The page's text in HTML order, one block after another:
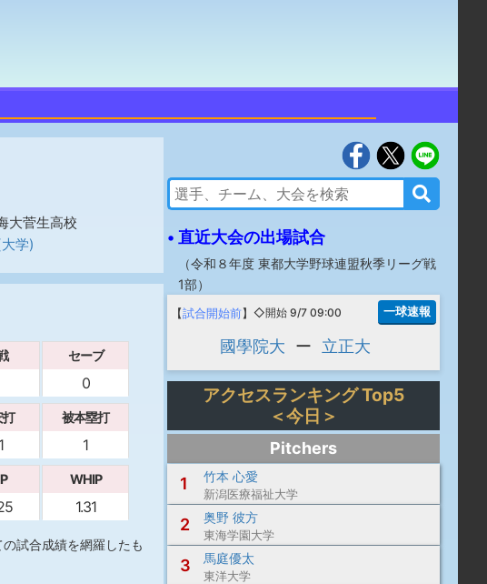
大菅生高校
学)
セーブ
0
被本塁打
1
WHIP
1.31
試合成績を網羅したも
• 直近大会の出場試合
（令和８年度 東都大学野球連盟秋季リーグ戦
1部）
【試合開始前】 ◇開始 9/7 09:00 一球速報
國學院大 ー 立正大
アクセスランキング Top5
＜今日＞
Pitchers
1
竹本 心愛
新潟医療福祉大学
2 奥野 彼方
東海学園大学
3 馬庭優太
東洋大学